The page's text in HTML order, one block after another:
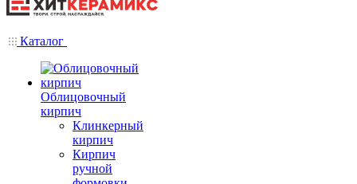
Каталог
Облицовочный
кирпич
Клинкерный
кирпич
Кирпич
ручной